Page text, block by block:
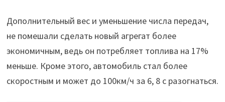
Дополнительный вес и уменьшение числа передач,
не помешали сделать новый агрегат более
экономичным, ведь он потребляет топлива на 17%
меньше. Кроме этого, автомобиль стал более
скоростным и может до 100км/ч за 6, 8 с разогнаться.